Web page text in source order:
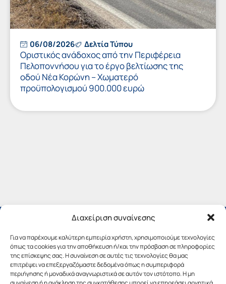
Διαχείριση συναίνεσης
Για να παρέχουμε καλύτερη εμπειρία χρήστη, χρησιμοποιούμε τεχνολογίες
όπως τα cookies για την αποθήκευση ή/και την πρόσβαση σε πληροφορίες
της επίσκεψης σας. Η συναίνεση σε αυτές τις τεχνολογίες θα μας
επιτρέψει να επεξεργαζόμαστε δεδομένα όπως η συμπεριφορά
περιήγησης ή μοναδικά αναγνωριστικά σε αυτόν τον ιστότοπο. Η μη
06/08/2026 Δελτία Τύπου
Οριστικός ανάδοχος από την Περιφέρεια
Πελοποννήσου για το έργο βελτίωσης της
οδού Νέα Κορώνη – Χωματερό
προϋπολογισμού 900.000 ευρώ